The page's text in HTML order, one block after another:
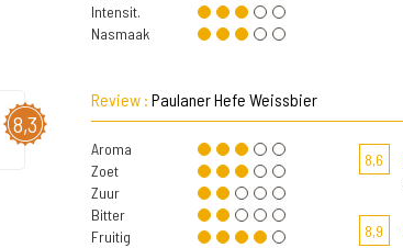
Intensit.
Nasmaak
8,3
Review : Paulaner Hefe Weissbier
Aroma
Zoet
Zuur
Bitter
Fruitig
8,6
8,9